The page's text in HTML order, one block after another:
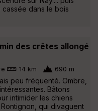
cassée dans le bois
des crêtes allongé
14 km 690 m
peu fréquenté. Ombre,
Bâtons
intimider les chiens
qui divaguent